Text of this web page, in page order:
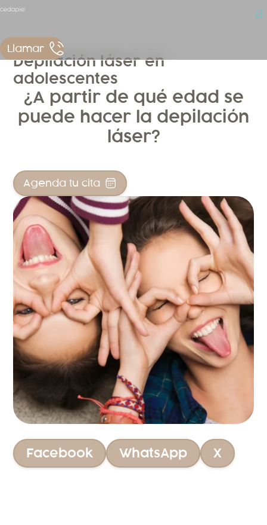
Llamar
Depilación láser en
adolescentes
¿A partir de qué edad se
puede hacer la depilación
láser?
Agenda tu cita
Facebook WhatsApp X